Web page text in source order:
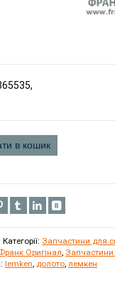
в кошик
Категорії: Запчастини для
Оригінал,
lemken, долото, лемкен